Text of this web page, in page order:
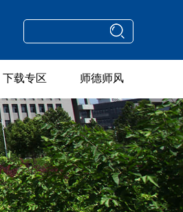
下载专区 师德师风